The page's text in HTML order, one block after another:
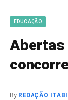
EDUCAÇÃO
Abertas
By REDAÇÃO